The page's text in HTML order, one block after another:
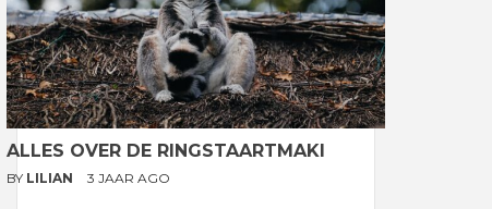
ALLES OVER DE RINGSTAARTMAKI
BY LILIAN 3 JAAR AGO